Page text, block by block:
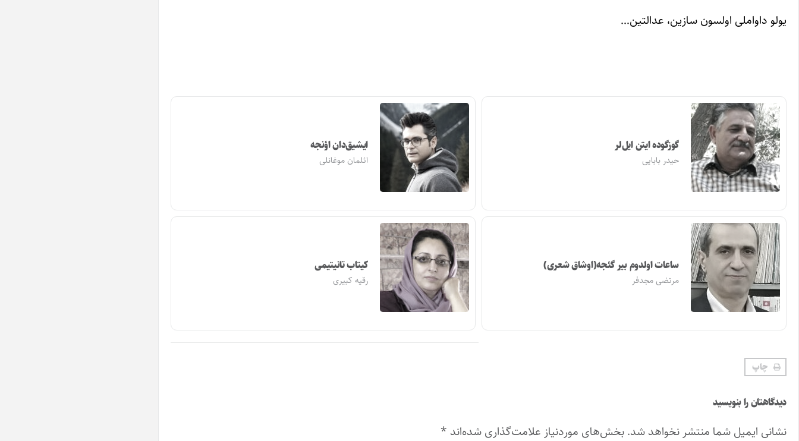
یولو داواملی اولسون سازین، عدالتین…
گوزگوده ایتن ایل‌لر
حیدر بابایی
ایشیق‌دان اؤنجه
ائلمان موغانلی
ساعات اولدوم بیر گئجه(اوشاق شعری)
مرتضی مجدفر
کیتاب تانیتیمی
رقیه کبیری
چاپ
دیدگاهتان را بنویسید
نشانی ایمیل شما منتشر نخواهد شد. بخش‌های موردنیاز علامت‌گذاری شده‌اند *